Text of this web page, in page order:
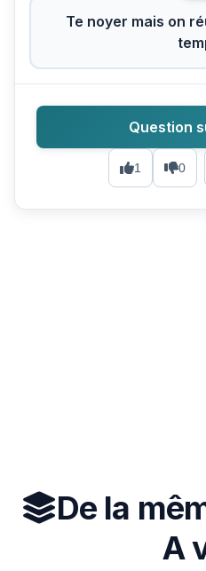
Te noyer mais on
1 0
Question
De la
A